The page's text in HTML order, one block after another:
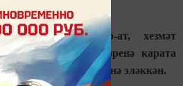
47 яшьлек ир-ат, хезмәт
полиция хезмәткәренә карата
эскәмиясенә эләккән.